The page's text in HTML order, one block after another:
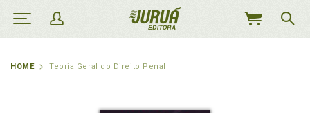
MEU
HOME Teoria Geral do Direito Penal